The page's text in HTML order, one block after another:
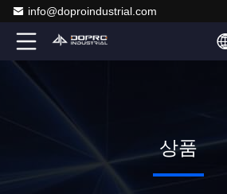
info@doproindustrial.com
상품